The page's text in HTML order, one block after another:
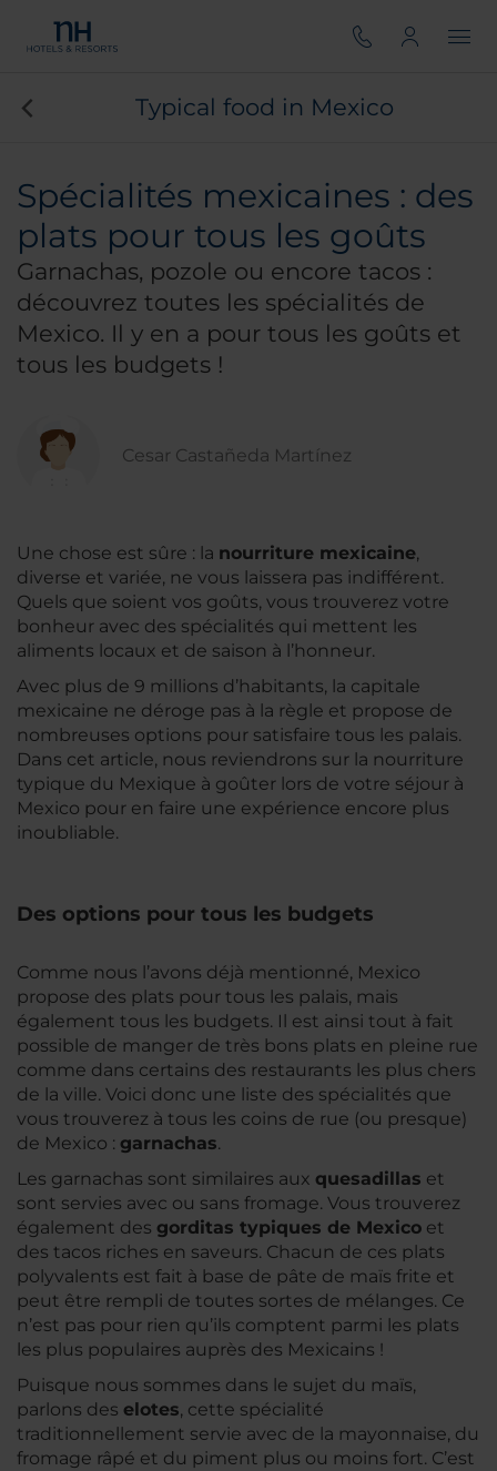
Typical food in Mexico
Spécialités mexicaines : des
plats pour tous les goûts
Garnachas, pozole ou encore tacos :
découvrez toutes les spécialités de
Mexico. Il y en a pour tous les goûts et
tous les budgets !
Cesar Castañeda Martínez
Une chose est sûre : la nourriture mexicaine,
diverse et variée, ne vous laissera pas indifférent.
Quels que soient vos goûts, vous trouverez votre
bonheur avec des spécialités qui mettent les
aliments locaux et de saison à l’honneur.
Avec plus de 9 millions d’habitants, la capitale
mexicaine ne déroge pas à la règle et propose de
nombreuses options pour satisfaire tous les palais.
Dans cet article, nous reviendrons sur la nourriture
typique du Mexique à goûter lors de votre séjour à
Mexico pour en faire une expérience encore plus
inoubliable.
Des options pour tous les budgets
Comme nous l’avons déjà mentionné, Mexico
propose des plats pour tous les palais, mais
également tous les budgets. Il est ainsi tout à fait
possible de manger de très bons plats en pleine rue
comme dans certains des restaurants les plus chers
de la ville. Voici donc une liste des spécialités que
vous trouverez à tous les coins de rue (ou presque)
de Mexico : garnachas.
Les garnachas sont similaires aux quesadillas et
sont servies avec ou sans fromage. Vous trouverez
également des gorditas typiques de Mexico et
des tacos riches en saveurs. Chacun de ces plats
polyvalents est fait à base de pâte de maïs frite et
peut être rempli de toutes sortes de mélanges. Ce
n’est pas pour rien qu’ils comptent parmi les plats
les plus populaires auprès des Mexicains !
Puisque nous sommes dans le sujet du maïs,
parlons des elotes, cette spécialité
traditionnellement servie avec de la mayonnaise, du
fromage râpé et du piment plus ou moins fort. C’est